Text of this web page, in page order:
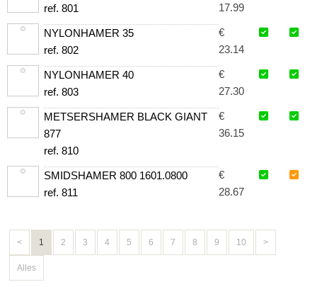
ref. 801
17.99
NYLONHAMER 35
ref. 802
€
23.14
NYLONHAMER 40
ref. 803
€
27.30
METSERSHAMER BLACK GIANT
877
ref. 810
€
36.15
SMIDSHAMER 800 1601.0800
ref. 811
€
28.67
< 1 2 3 4 5 6 7 8 9 10 >
Alles